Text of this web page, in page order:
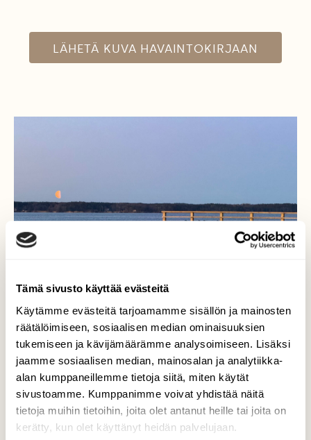
Tämä sivusto käyttää evästeitä
Käytämme evästeitä tarjoamamme sisällön ja mainosten
räätälöimiseen, sosiaalisen median ominaisuuksien
tukemiseen ja kävijämäärämme analysoimiseen. Lisäksi
jaamme sosiaalisen median, mainosalan ja analytiikka-
alan kumppaneillemme tietoja siitä, miten käytät
sivustoamme. Kumppanimme voivat yhdistää näitä
tietoja muihin tietoihin, joita olet antanut heille tai joita on
kerätty, kun olet käyttänyt heidän palvelujaan.
LÄHETÄ KUVA HAVAINTOKIRJAAN
Kuu laskeutuu
Kuu laskeutuu…Aamu Airistolla 9.4.2026